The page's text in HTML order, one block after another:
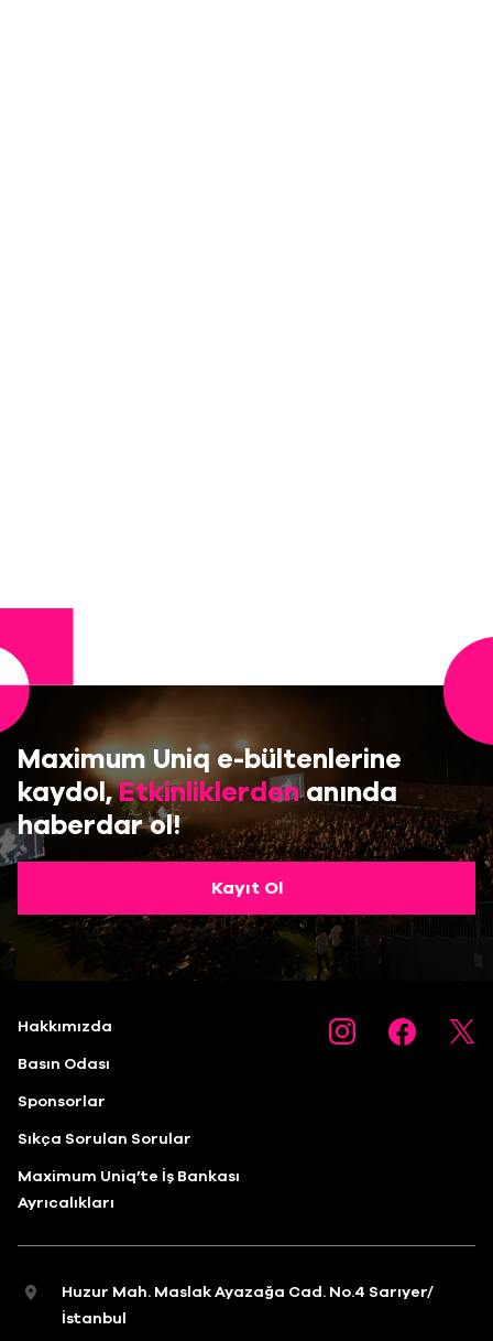
Maximum Uniq e-bültenlerine
kaydol,Etkinliklerdenanında
haberdar ol!
Kayıt Ol
Hakkımızda
Basın Odası
Sponsorlar
Sıkça Sorulan Sorular
Maximum Uniq’te İş Bankası
Ayrıcalıkları
Huzur Mah. Maslak Ayazağa Cad. No.4 Sarıyer/
İstanbul